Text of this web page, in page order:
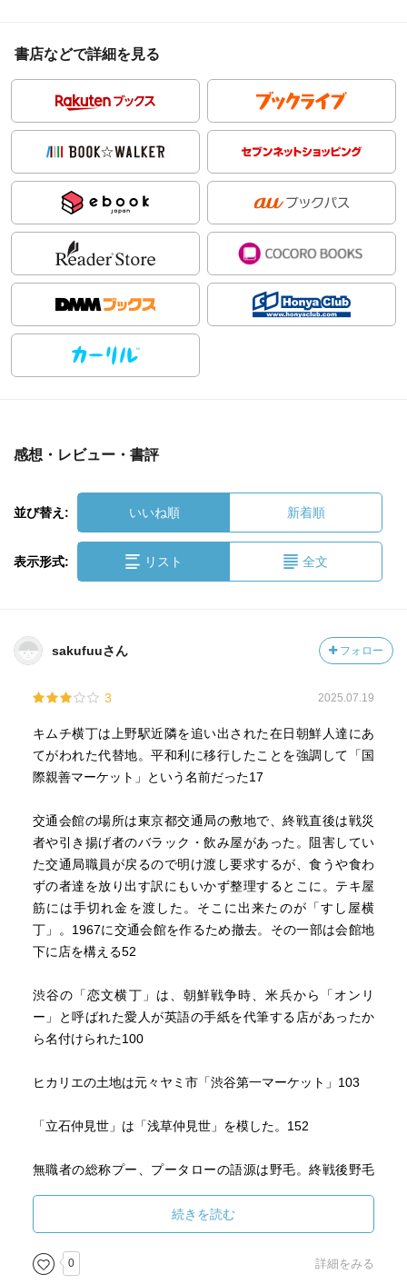
書店などで詳細を見る
感想・レビュー・書評
並び替え: いいね順 新着順
表示形式: リスト 全文
sakufuuさん フォロー
3 2025.07.19
キムチ横丁は上野駅近隣を追い出された在日朝鮮人達にあ
てがわれた代替地。平和利に移行したことを強調して「国
際親善マーケット」という名前だった17
交通会館の場所は東京都交通局の敷地で、終戦直後は戦災
者や引き揚げ者のバラック・飲み屋があった。阻害してい
た交通局職員が戻るので明け渡し要求するが、食うや食わ
ずの者達を放り出す訳にもいかず整理するとこに。テキ屋
筋には手切れ金を渡した。そこに出来たのが「すし屋横
丁」。1967に交通会館を作るため撤去。その一部は会館地
下に店を構える52
渋谷の「恋文横丁」は、朝鮮戦争時、米兵から「オンリ
ー」と呼ばれた愛人が英語の手紙を代筆する店があったか
ら名付けられた100
ヒカリエの土地は元々ヤミ市「渋谷第一マーケット」103
「立石仲見世」は「浅草仲見世」を模した。152
無職者の総称プー、プータローの語源は野毛。終戦後野毛
ばれた。これは「人夫」を探さ読みして「プーニン」
⇒「プータロー」からきている170
続きを読む
0 詳細をみる